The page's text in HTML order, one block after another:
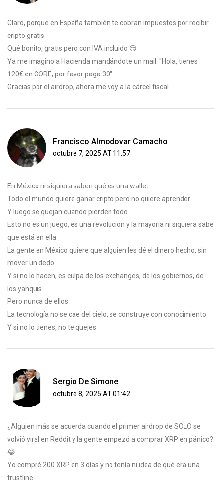
Claro, porque en España también te cobran impuestos por recibir
cripto gratis
Qué bonito, gratis pero con IVA incluido 😏
Ya me imagino a Hacienda mandándote un mail: "Hola, tienes
120€ en CORE, por favor paga 30"
Gracias por el airdrop, ahora me voy a la cárcel fiscal
Francisco Almodovar Camacho
octubre 7, 2025 AT 11:57
En México ni siquiera saben qué es una wallet
Todo el mundo quiere ganar cripto pero no quiere aprender
Y luego se quejan cuando pierden todo
Esto no es un juego, es una revolución y la mayoría ni siquiera sabe
que está en ella
La gente en México quiere que alguien les dé el dinero hecho, sin
mover un dedo
Y si no lo hacen, es culpa de los exchanges, de los gobiernos, de
los yanquis
Pero nunca de ellos
La tecnología no se cae del cielo, se construye con conocimiento
Y si no lo tienes, no te quejes
Sergio De Simone
octubre 8, 2025 AT 01:42
¿Alguien más se acuerda cuando el primer airdrop de SOLO se
volvió viral en Reddit y la gente empezó a comprar XRP en pánico?
😂
Yo compré 200 XRP en 3 días y no tenía ni idea de qué era una
trustline